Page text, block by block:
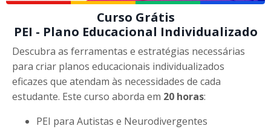
Curso Grátis
PEI - Plano Educacional Individualizado
Descubra as ferramentas e estratégias necessárias
para criar planos educacionais individualizados
eficazes que atendam às necessidades de cada
estudante. Este curso aborda em 20 horas:
PEI para Autistas e Neurodivergentes